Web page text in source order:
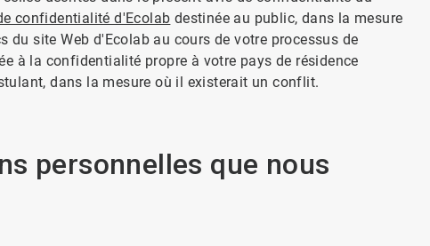
confidentialité d'Ecolab destinée au public, dans la mesure
site Web d'Ecolab au cours de votre processus de
à la confidentialité propre à votre pays de résidence
dans la mesure où il existerait un conflit.
personnelles que nous